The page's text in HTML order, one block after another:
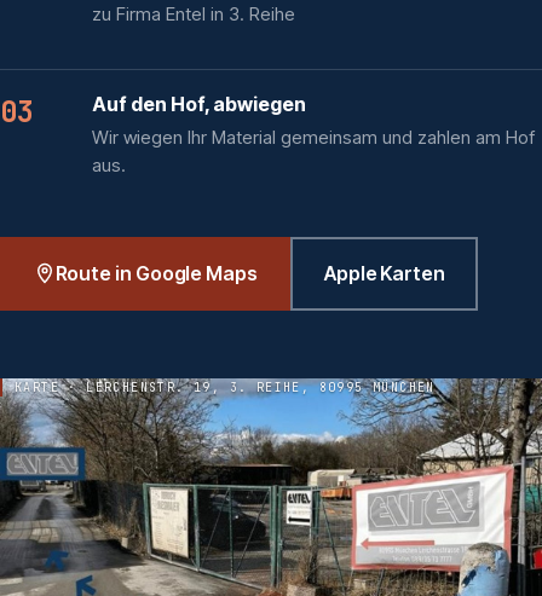
zu Firma Entel in 3. Reihe
03 Auf den Hof, abwiegen
Wir wiegen Ihr Material gemeinsam und zahlen am Hof
aus.
Route in Google Maps Apple Karten
KARTE · LERCHENSTR. 19, 3. REIHE, 80995 MÜNCHEN